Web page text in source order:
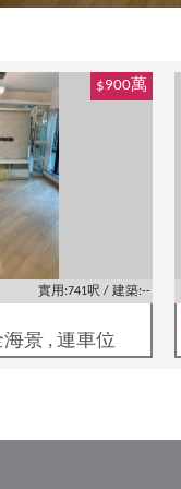
$900萬
實用:741呎 / 建築:--
景 , 連車位